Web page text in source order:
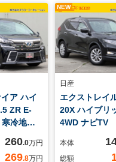
ア ハイ
ZR E-
冷地 9
リップダ
260.0万円
269.8万円
NEW
日産
エクストレイ
20X ハイブリ
4WD ナビTV
ドア デジタ
本体
総額